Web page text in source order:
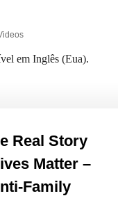
em Inglês (Eua).
Real Story
Matter –
Family